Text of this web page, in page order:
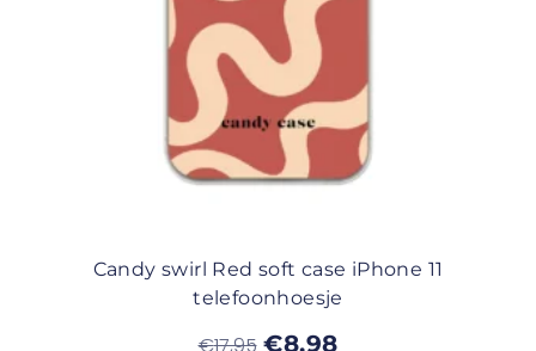
Candy swirl Red soft case iPhone 11
telefoonhoesje
€17,95 €8,98